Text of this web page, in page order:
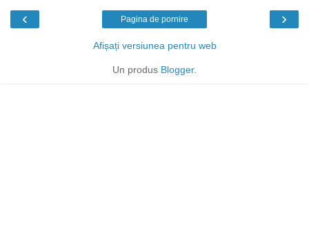
‹ ›
Pagina de pornire
Afișați versiunea pentru web
Un produs Blogger.